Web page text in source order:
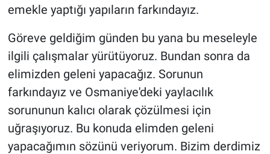
emekle yaptığı yapıların farkındayız.
Göreve geldiğim günden bu yana bu meseleyle
ilgili çalışmalar yürütüyoruz. Bundan sonra da
elimizden geleni yapacağız. Sorunun
farkındayız ve Osmaniye'deki yaylacılık
sorununun kalıcı olarak çözülmesi için
uğraşıyoruz. Bu konuda elimden geleni
yapacağımın sözünü veriyorum. Bizim derdimiz